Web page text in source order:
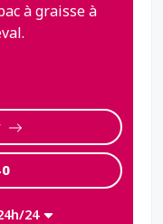
à graisse à
24